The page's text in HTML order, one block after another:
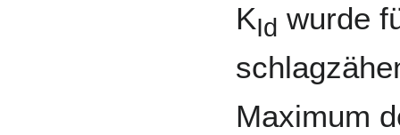
KId wurde
Maximum